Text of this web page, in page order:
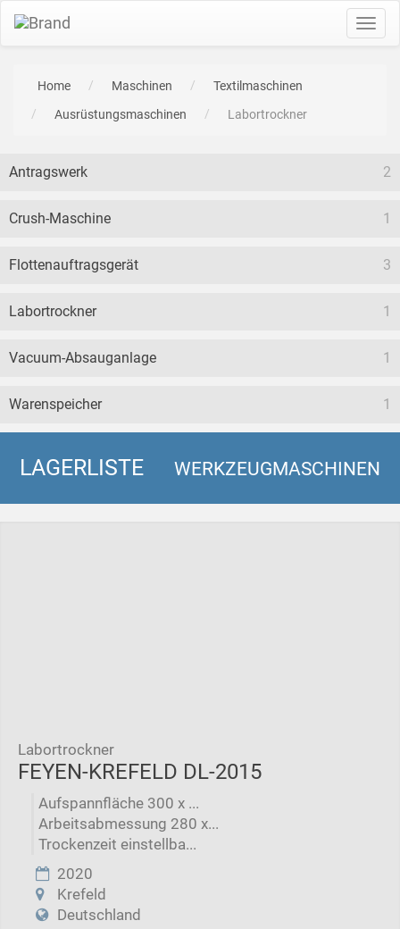
Home Maschinen
Textilmaschinen
Ausrüstungsmaschinen
Labortrockner
Antragswerk 2
Crush-Maschine 1
Flottenauftragsgerät 3
Labortrockner 1
Vacuum-Absauganlage 1
Warenspeicher 1
LAGERLISTE WERKZEUGMASCHINEN
Labortrockner
FEYEN-KREFELD DL-2015
Aufspannfläche 300 x ...
Arbeitsabmessung 280 x...
Trockenzeit einstellba...
2020
Krefeld
Deutschland